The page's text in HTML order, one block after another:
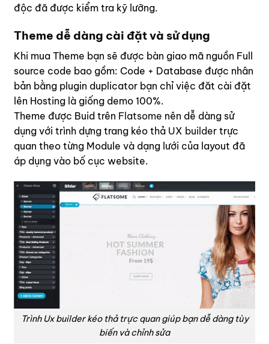
độc đã được kiểm tra kỹ lưỡng.
Theme dễ dàng cài đặt và sử dụng
Khi mua Theme bạn sẽ được bàn giao mã nguồn Full
source code bao gồm: Code + Database được nhân
bản bằng plugin duplicator bạn chỉ việc đăt cài đặt
lên Hosting là giống demo 100%.
Theme được Buid trên Flatsome nên dễ dàng sử
dụng với trình dựng trang kéo thả UX builder trực
quan theo từng Module và dạng lưới của layout đã
áp dụng vào bố cục website.
Trình Ux builder kéo thả trực quan giúp bạn dễ dàng tùy
biến và chỉnh sửa